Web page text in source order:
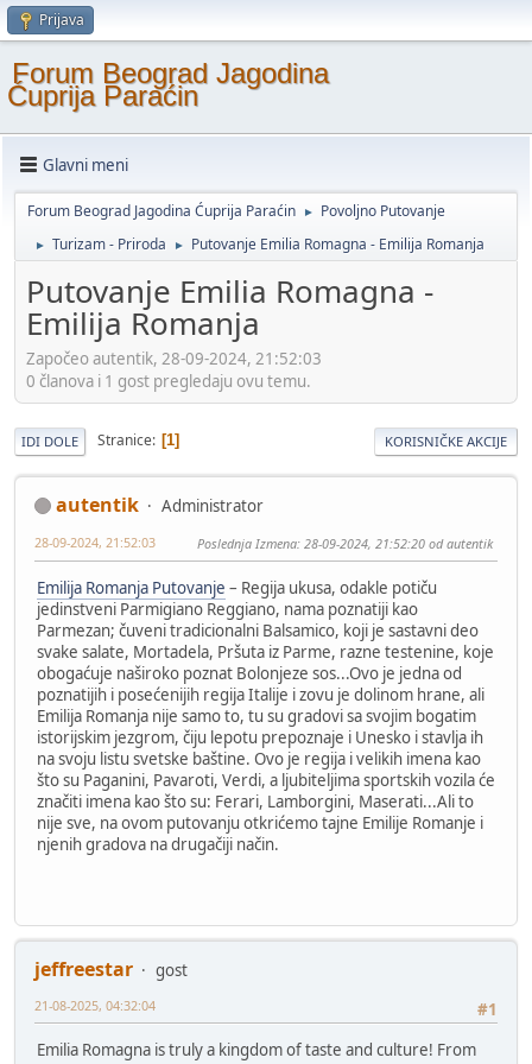
Prijava
Forum Beograd Jagodina
Ćuprija Paraćin
Glavni meni
Forum Beograd Jagodina Ćuprija Paraćin ► Povoljno Putovanje
► Turizam - Priroda ► Putovanje Emilia Romagna - Emilija Romanja
Putovanje Emilia Romagna -
Emilija Romanja
Započeo autentik, 28-09-2024, 21:52:03
0 članova i 1 gost pregledaju ovu temu.
IDI DOLE Stranice 1 KORISNIČKE AKCIJE
autentik Administrator
28-09-2024, 21:52:03 Poslednja Izmena: 28-09-2024, 21:52:20 od autentik
Emilija Romanja Putovanje – Regija ukusa, odakle potiču
jedinstveni Parmigiano Reggiano, nama poznatiji kao
Parmezan; čuveni tradicionalni Balsamico, koji je sastavni deo
svake salate, Mortadela, Pršuta iz Parme, razne testenine, koje
obogaćuje naširoko poznat Bolonjeze sos...Ovo je jedna od
poznatijih i posećenijih regija Italije i zovu je dolinom hrane, ali
Emilija Romanja nije samo to, tu su gradovi sa svojim bogatim
istorijskim jezgrom, čiju lepotu prepoznaje i Unesko i stavlja ih
na svoju listu svetske baštine. Ovo je regija i velikih imena kao
što su Paganini, Pavaroti, Verdi, a ljubiteljima sportskih vozila će
značiti imena kao što su: Ferari, Lamborgini, Maserati...Ali to
nije sve, na ovom putovanju otkrićemo tajne Emilije Romanje i
njenih gradova na drugačiji način.
jeffreestar
gost
#1
21-08-2025, 04:32:04
Emilia Romagna is truly a kingdom of taste and culture! From